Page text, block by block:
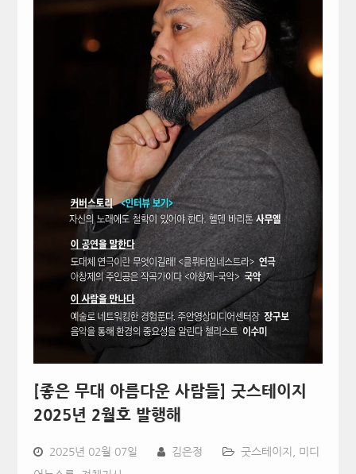
[좋은 무대 아름다운 사람들] 굿스테이지
2025년 2월호 발행해
2025년 02월 07일 김은정 굿스테이지 미디